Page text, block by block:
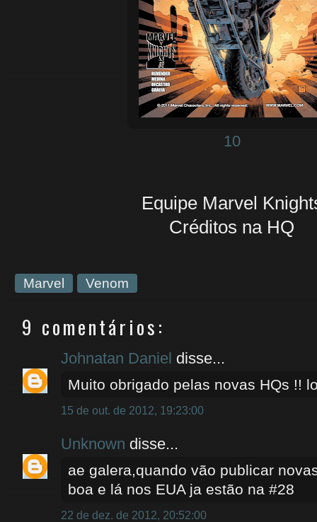
10
Equipe Marvel
Créditos na HQ
Marvel Venom
9 comentários:
Johnatan Daniel disse...
Muito obrigado pelas novas HQs !!
15 de out. de 2012, 19:23:00
Unknown disse...
ae galera,quando vão publicar
boa e lá nos EUA ja estão na #28
22 de dez. de 2012, 20:52:00